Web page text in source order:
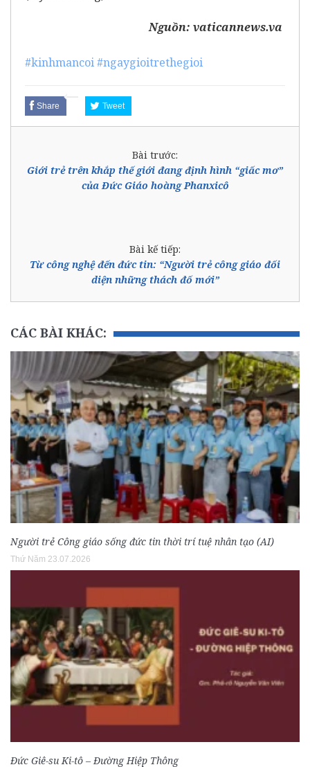
Nguồn: vaticannews.va
#kinhmancoi#ngaygioitrethegioi
Share Tweet
Bài trước:
Giới trẻ trên khắp thế giới đang định hình “giấc mơ”
của Đức Giáo hoàng Phanxicô
Bài kế tiếp:
Từ công nghệ đến đức tin: “Người trẻ công giáo đối
diện những thách đố mới”
CÁC BÀI KHÁC:
Người trẻ Công giáo sống đức tin thời trí tuệ nhân tạo (AI)
Thứ Năm 23.07.2026
Đức Giê-su Ki-tô – Đường Hiệp Thông